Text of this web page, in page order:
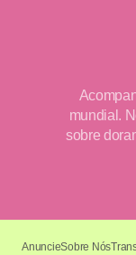
mundial.
sobre
AnuncieSobre Nós